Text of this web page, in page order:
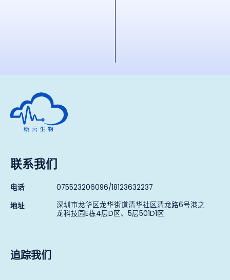
深圳市绘云生物科技有限公司
联系我们
电话 075523206096/18123632237
地址 深圳市龙华区龙华街道清华社区清龙路6号港之
龙科技园E栋4层D区、5层501D1区
追踪我们